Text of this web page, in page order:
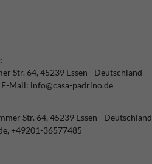
Str. 64 45239 Essen
Deutschland
E-Mail: info@casa-padrino.de
Str. 64 45239 Essen
Deutschland
+49201-36577485